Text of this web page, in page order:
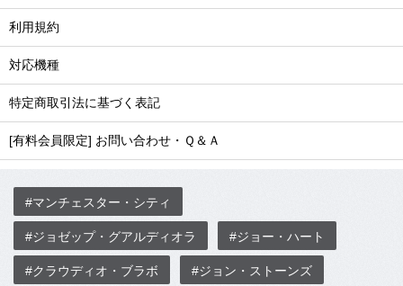
利用規約
対応機種
特定商取引法に基づく表記
[有料会員限定] お問い合わせ・Ｑ＆Ａ
#マンチェスター・シティ
#ジョゼップ・グアルディオラ #ジョー・ハート
#クラウディオ・ブラボ #ジョン・ストーンズ